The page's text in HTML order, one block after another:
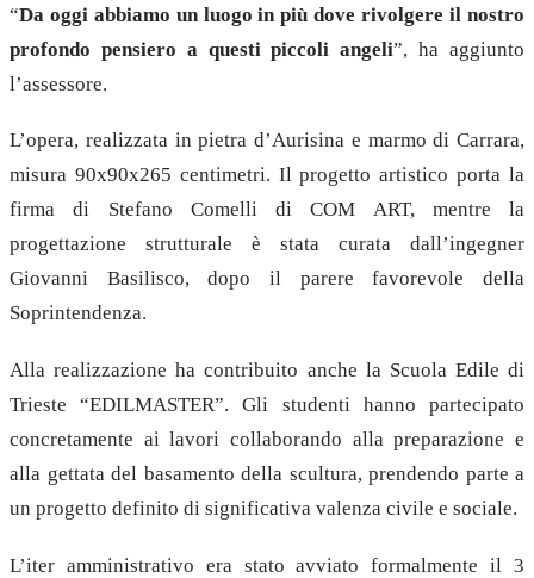
“Da oggi abbiamo un luogo in più dove rivolgere il nostro
profondo pensiero a questi piccoli angeli”, ha aggiunto
l’assessore.
L’opera, realizzata in pietra d’Aurisina e marmo di Carrara,
misura 90x90x265 centimetri. Il progetto artistico porta la
firma di Stefano Comelli di COM ART, mentre la
progettazione strutturale è stata curata dall’ingegner
Giovanni Basilisco, dopo il parere favorevole della
Soprintendenza.
Alla realizzazione ha contribuito anche la Scuola Edile di
Trieste “EDILMASTER”. Gli studenti hanno partecipato
concretamente ai lavori collaborando alla preparazione e
alla gettata del basamento della scultura, prendendo parte a
un progetto definito di significativa valenza civile e sociale.
L’iter amministrativo era stato avviato formalmente il 3